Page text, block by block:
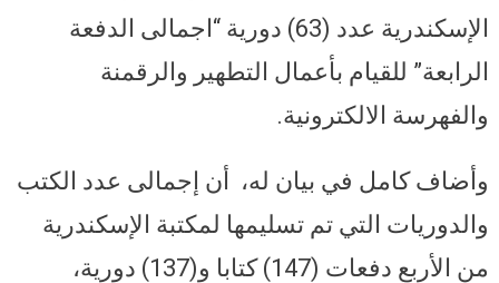
الإسكندرية عدد (63) دورية “اجمالى الدفعة
الرابعة” للقيام بأعمال التطهير والرقمنة
والفهرسة الالكترونية.
وأضاف كامل في بيان له، أن إجمالى عدد الكتب
والدوريات التي تم تسليمها لمكتبة الإسكندرية
من الأربع دفعات (147) كتابا و(137) دورية،